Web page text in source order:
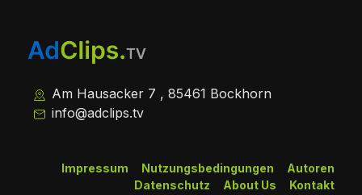
Am Hausacker 7 , 85461 Bockhorn
info@adclips.tv
Autoren
Nutzungsbedingungen
Impressum
Kontakt
About Us
Datenschutz